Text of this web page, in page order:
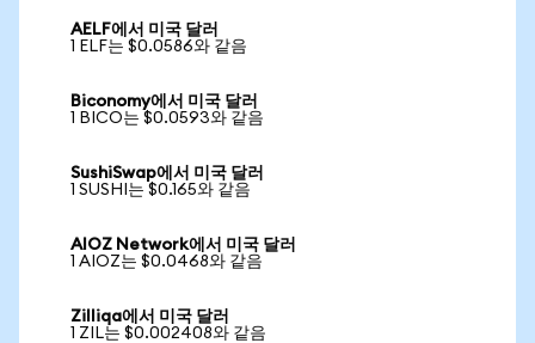
AELF에서 미국 달러
1 ELF는 $0.0586와 같음
Biconomy에서 미국 달러
1 BICO는 $0.0593와 같음
SushiSwap에서 미국 달러
1 SUSHI는 $0.165와 같음
AIOZ Network에서 미국 달러
1 AIOZ는 $0.0468와 같음
Zilliqa에서 미국 달러
1 ZIL는 $0.002408와 같음